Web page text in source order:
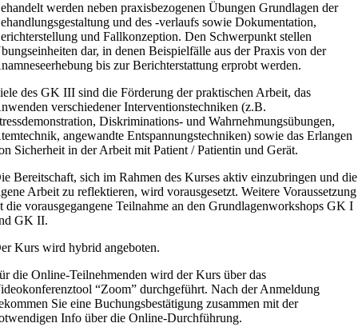
werden neben praxisbezogenen Übungen Grundlagen der
und des -verlaufs sowie Dokumentation,
und Fallkonzeption. Den Schwerpunkt stellen
dar, in denen Beispielfälle aus der Praxis von der
bis zur Berichterstattung erprobt werden.
des GK III sind die Förderung der praktischen Arbeit, das
verschiedener Interventionstechniken (z.B.
Diskriminations- und Wahrnehmungsübungen,
angewandte Entspannungstechniken) sowie das Erlangen
Sicherheit in der Arbeit mit Patient / Patientin und Gerät.
Bereitschaft, sich im Rahmen des Kurses aktiv einzubringen und die
Arbeit zu reflektieren, wird vorausgesetzt. Weitere Voraussetzung
die vorausgegangene Teilnahme an den Grundlagenworkshops GK I
GK II.
Kurs wird hybrid angeboten.
die Online-Teilnehmenden wird der Kurs über das
“Zoom” durchgeführt. Nach der Anmeldung
Sie eine Buchungsbestätigung zusammen mit der
Info über die Online-Durchführung.